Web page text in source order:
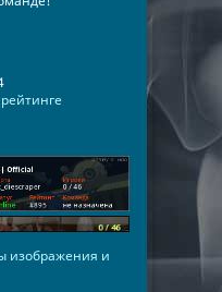
изображения и